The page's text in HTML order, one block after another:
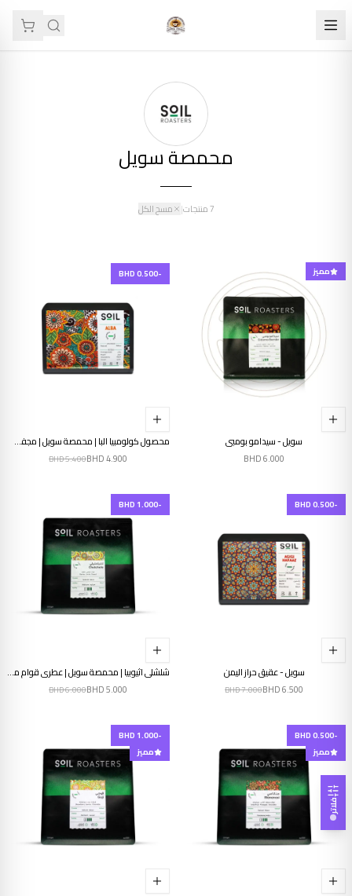
محمصة سويل
7منتجات| مسح الكل
فلاتر
مميز
سويل - سيدامو بومبي
BHD6.000
-BHD 0.500
محصول كولومبيا البا | محمصة سويل | مجفف | فراولة.خوخ.رمان
BHD4.900
BHD5.400
-BHD 0.500
سويل - عقيق حراز اليمن
BHD6.500
BHD7.000
-BHD 1.000
شلشلي اثيوبيا | محمصة سويل | عطري قوام ممتلئ
BHD5.000
BHD6.000
-BHD 0.500
مميز
-BHD 1.000
مميز